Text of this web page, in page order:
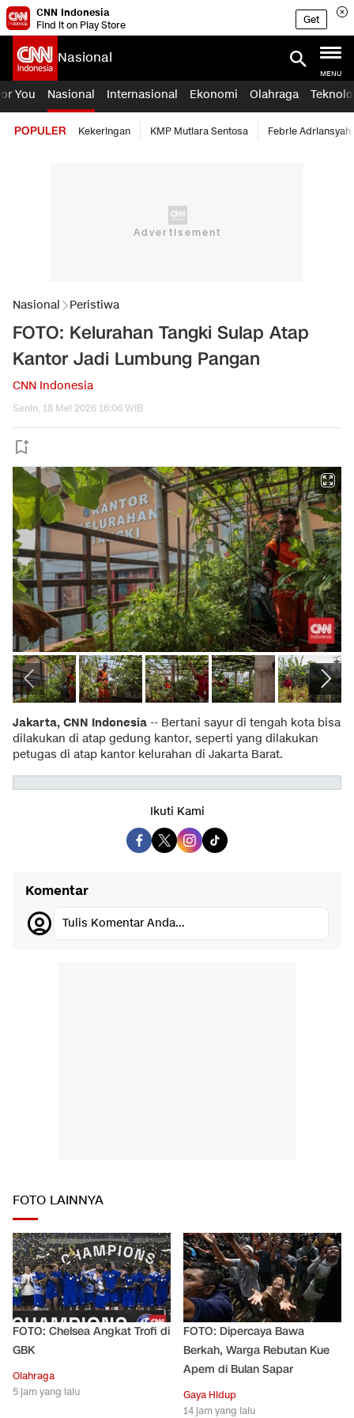
CNN Indonesia
Find it on Play Store
Get
Nasional
MENU
You Nasional Internasional Ekonomi Olahraga
POPULER Kekeringan KMP Mutiara Sentosa Febrie Adriansyah
Nasional Peristiwa
FOTO: Kelurahan Tangki Sulap Atap
Kantor Jadi Lumbung Pangan
CNN Indonesia
Senin, 18 Mei 2026 16:06 WIB
Jakarta, CNN Indonesia -- Bertani sayur di tengah kota bisa
dilakukan di atap gedung kantor, seperti yang dilakukan
petugas di atap kantor kelurahan di Jakarta Barat.
Ikuti Kami
Komentar
Tulis Komentar Anda...
FOTO LAINNYA
FOTO: Chelsea Angkat Trofi di
GBK
Olahraga
5 jam yang lalu
FOTO: Dipercaya Bawa
Berkah, Warga Rebutan Kue
Apem di Bulan Sapar
Gaya Hidup
14 jam yang lalu